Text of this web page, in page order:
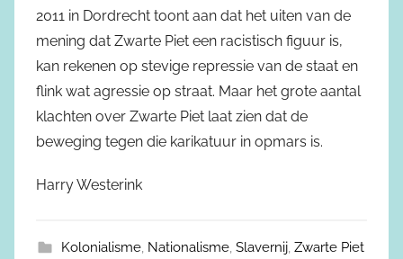
2011 in Dordrecht toont aan dat het uiten van de
mening dat Zwarte Piet een racistisch figuur is,
kan rekenen op stevige repressie van de staat en
flink wat agressie op straat. Maar het grote aantal
klachten over Zwarte Piet laat zien dat de
beweging tegen die karikatuur in opmars is.
Harry Westerink
Kolonialisme, Nationalisme, Slavernij, Zwarte Piet